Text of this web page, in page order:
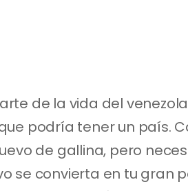
de la vida del
podría tener un país.
de gallina, pero
se convierta en tu gran